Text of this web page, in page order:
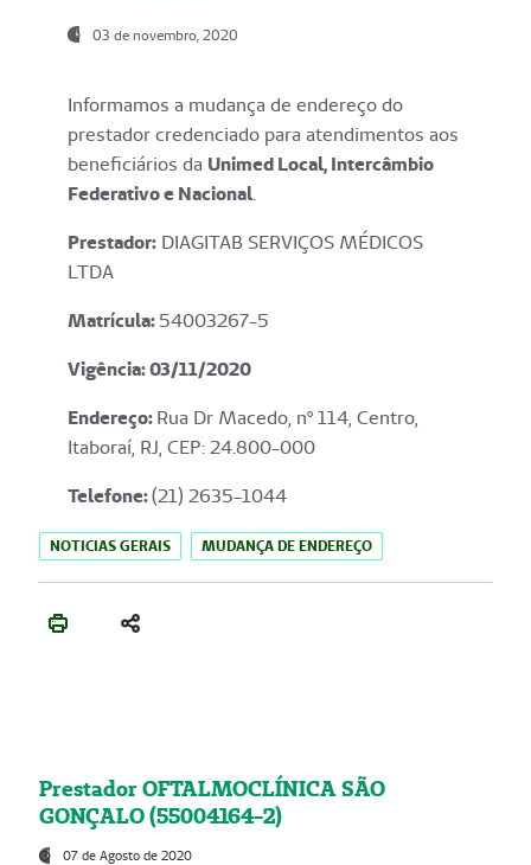
03 de novembro, 2020
Informamos a mudança de endereço do
prestador credenciado para atendimentos aos
beneficiários da Unimed Local, Intercâmbio
Federativo e Nacional.
Prestador: DIAGITAB SERVIÇOS MÉDICOS
LTDA
Matrícula:54003267-5
Vigência: 03/11/2020
Endereço:Rua Dr Macedo, nº 114, Centro,
Itaboraí, RJ, CEP: 24.800-000
Telefone:(21) 2635-1044
NOTICIAS GERAIS MUDANÇA DE ENDEREÇO
Prestador OFTALMOCLÍNICA SÃO
GONÇALO (55004164-2)
07 de Agosto de 2020